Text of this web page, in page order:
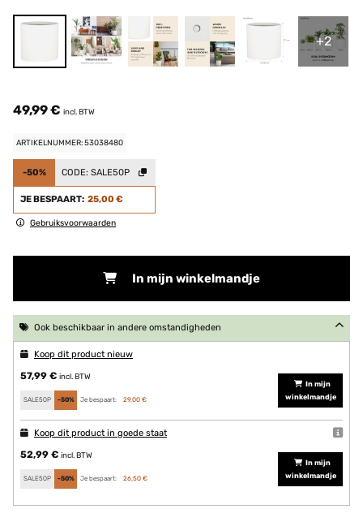
+2
49,99 € incl. BTW
ARTIKELNUMMER: 53038480
-50% CODE: SALE50P
JE BESPAART: 25,00 €
Gebruiksvoorwaarden
In mijn winkelmandje
Ook beschikbaar in andere omstandigheden
Koop dit product nieuw
57,99 € incl. BTW
SALE50P -50% Je bespaart: 29,00 €
In mijn
winkelmandje
Koop dit product in goede staat
52,99 € incl. BTW
SALE50P -50% Je bespaart: 26,50 €
In mijn
winkelmandje